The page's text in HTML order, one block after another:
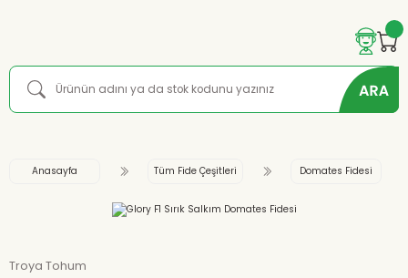
Anasayfa Tüm Fide Çeşitleri Domates Fidesi
Troya Tohum